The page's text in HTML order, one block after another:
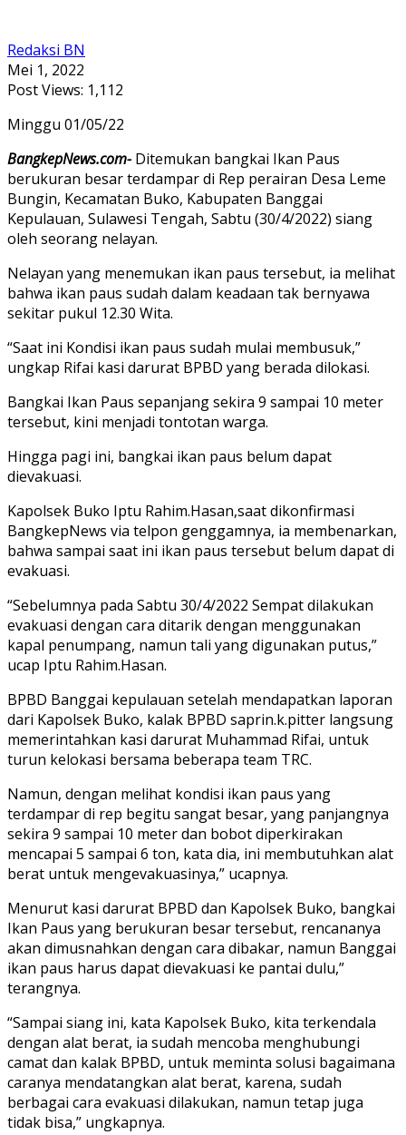
Redaksi BN
Mei 1, 2022
Post Views: 1,112
Minggu 01/05/22
BangkepNews.com- Ditemukan bangkai Ikan Paus
berukuran besar terdampar di Rep perairan Desa Leme
Bungin, Kecamatan Buko, Kabupaten Banggai
Kepulauan, Sulawesi Tengah, Sabtu (30/4/2022) siang
oleh seorang nelayan.
Nelayan yang menemukan ikan paus tersebut, ia melihat
bahwa ikan paus sudah dalam keadaan tak bernyawa
sekitar pukul 12.30 Wita.
“Saat ini Kondisi ikan paus sudah mulai membusuk,”
ungkap Rifai kasi darurat BPBD yang berada dilokasi.
Bangkai Ikan Paus sepanjang sekira 9 sampai 10 meter
tersebut, kini menjadi tontotan warga.
Hingga pagi ini, bangkai ikan paus belum dapat
dievakuasi.
Kapolsek Buko Iptu Rahim.Hasan,saat dikonfirmasi
BangkepNews via telpon genggamnya, ia membenarkan,
bahwa sampai saat ini ikan paus tersebut belum dapat di
evakuasi.
“Sebelumnya pada Sabtu 30/4/2022 Sempat dilakukan
evakuasi dengan cara ditarik dengan menggunakan
kapal penumpang, namun tali yang digunakan putus,”
ucap Iptu Rahim.Hasan.
BPBD Banggai kepulauan setelah mendapatkan laporan
dari Kapolsek Buko, kalak BPBD saprin.k.pitter langsung
memerintahkan kasi darurat Muhammad Rifai, untuk
turun kelokasi bersama beberapa team TRC.
Namun, dengan melihat kondisi ikan paus yang
terdampar di rep begitu sangat besar, yang panjangnya
sekira 9 sampai 10 meter dan bobot diperkirakan
mencapai 5 sampai 6 ton, kata dia, ini membutuhkan alat
berat untuk mengevakuasinya,” ucapnya.
Menurut kasi darurat BPBD dan Kapolsek Buko, bangkai
Ikan Paus yang berukuran besar tersebut, rencananya
akan dimusnahkan dengan cara dibakar, namun Banggai
ikan paus harus dapat dievakuasi ke pantai dulu,”
terangnya.
“Sampai siang ini, kata Kapolsek Buko, kita terkendala
dengan alat berat, ia sudah mencoba menghubungi
camat dan kalak BPBD, untuk meminta solusi bagaimana
caranya mendatangkan alat berat, karena, sudah
berbagai cara evakuasi dilakukan, namun tetap juga
tidak bisa,” ungkapnya.